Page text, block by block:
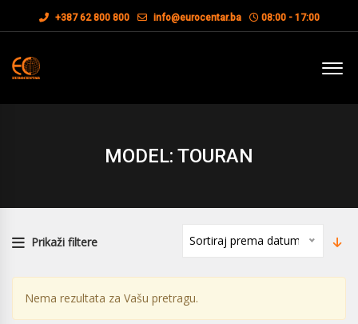
+387 62 800 800 info@eurocentar.ba 08:00 - 17:00
MODEL: TOURAN
Prikaži filtere Sortiraj prema datumu
Nema rezultata za Vašu pretragu.